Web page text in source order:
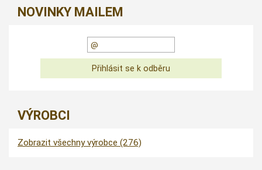
NOVINKY MAILEM
VÝROBCI
Zobrazit všechny výrobce (276)